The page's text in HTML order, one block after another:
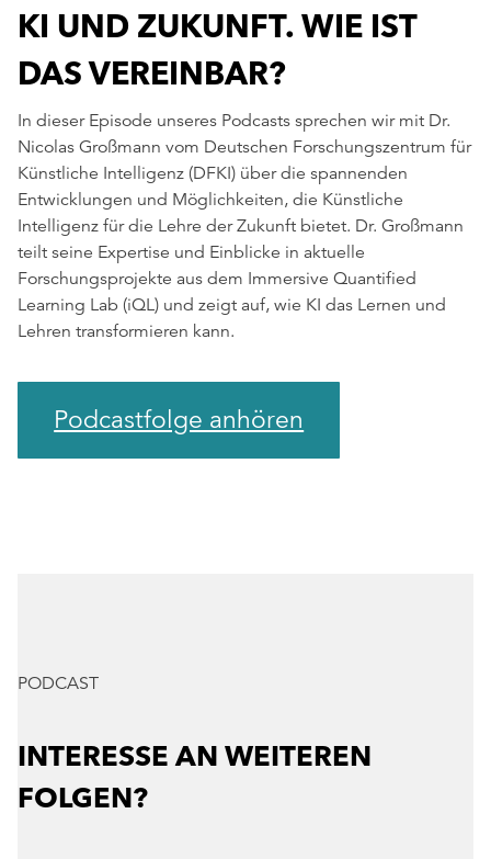
KI UND ZUKUNFT. WIE IST
DAS VEREINBAR?
In dieser Episode unseres Podcasts sprechen wir mit Dr.
Nicolas Großmann vom Deutschen Forschungszentrum für
Künstliche Intelligenz (DFKI) über die spannenden
Entwicklungen und Möglichkeiten, die Künstliche
Intelligenz für die Lehre der Zukunft bietet. Dr. Großmann
teilt seine Expertise und Einblicke in aktuelle
Forschungsprojekte aus dem Immersive Quantified
Learning Lab (iQL) und zeigt auf, wie KI das Lernen und
Lehren transformieren kann.
Podcastfolge anhören
PODCAST
INTERESSE AN WEITEREN
FOLGEN?